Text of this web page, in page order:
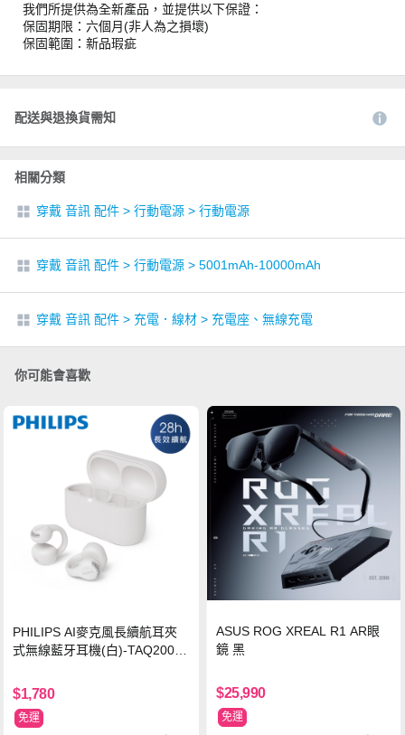
我們所提供為全新產品，並提供以下保證：
保固期限：六個月(非人為之損壞)
保固範圍：新品瑕疵
配送與退換貨需知
相關分類
穿戴 音訊 配件 > 行動電源 > 行動電源
穿戴 音訊 配件 > 行動電源 > 5001mAh-10000mAh
穿戴 音訊 配件 > 充電．線材 > 充電座、無線充電
你可能會喜歡
PHILIPS AI麥克風長續航耳夾
式無線藍牙耳機(白)-TAQ2000
$1,780
免運
ASUS ROG XREAL R1 AR眼
鏡 黑
$25,990
免運